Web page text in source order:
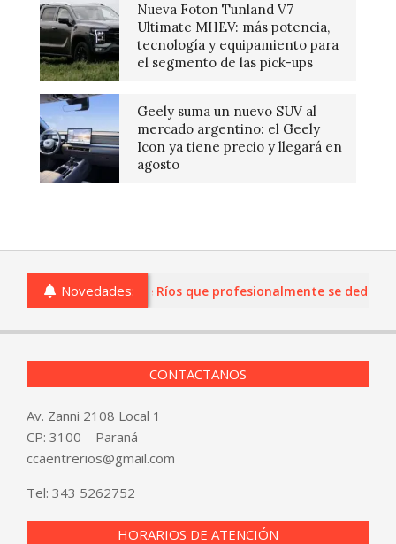
Nueva Foton Tunland V7
Ultimate MHEV: más potencia,
tecnología y equipamiento para
el segmento de las pick-ups
Geely suma un nuevo SUV al
mercado argentino: el Geely
Icon ya tiene precio y llegará en
agosto
Novedades:
o comercios de Entre Ríos que profesionalmente se
CONTACTANOS
Av. Zanni 2108 Local 1
CP: 3100 – Paraná
ccaentrerios@gmail.com
Tel: 343 5262752
HORARIOS DE ATENCIÓN